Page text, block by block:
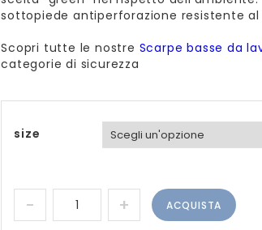
sottopiede antiperforazione resistente
Scopri tutte le nostre Scarpe basse da
categorie di sicurezza
size
ACQUISTA